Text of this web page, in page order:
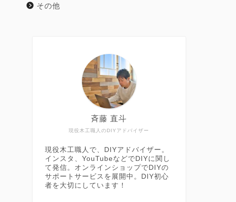
その他
現役木工職人のDIYアドバイザー
斉藤 直斗
現役木工職人で、DIYアドバイザー。
インスタ、YouTubeなどでDIYに関し
て発信。オンラインショップでDIYの
サポートサービスを展開中。DIY初心
者を大切にしています！